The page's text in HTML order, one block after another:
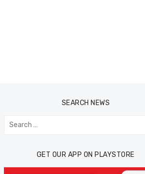
SEARCH NEWS
Search
for:
GET OUR APP ON PLAYSTORE